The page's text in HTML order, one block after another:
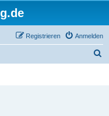
Anmelden
Registrieren